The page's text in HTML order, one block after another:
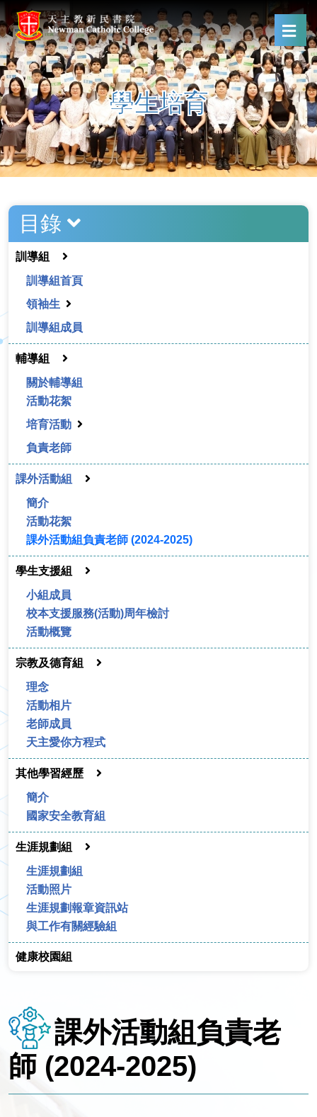
學生培育
目錄
訓導組
訓導組首頁
領袖生
訓導組成員
輔導組
關於輔導組
活動花絮
培育活動
負責老師
課外活動組
簡介
活動花絮
課外活動組負責老師 (2024-2025)
學生支援組
小組成員
校本支援服務(活動)周年檢討
活動概覽
宗教及德育組
理念
活動相片
老師成員
天主愛你方程式
其他學習經歷
簡介
國家安全教育組
生涯規劃組
生涯規劃組
活動照片
生涯規劃報章資訊站
與工作有關經驗組
健康校園組
課外活動組負責老
師 (2024-2025)